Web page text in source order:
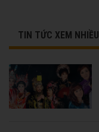
TIN TỨC XEM